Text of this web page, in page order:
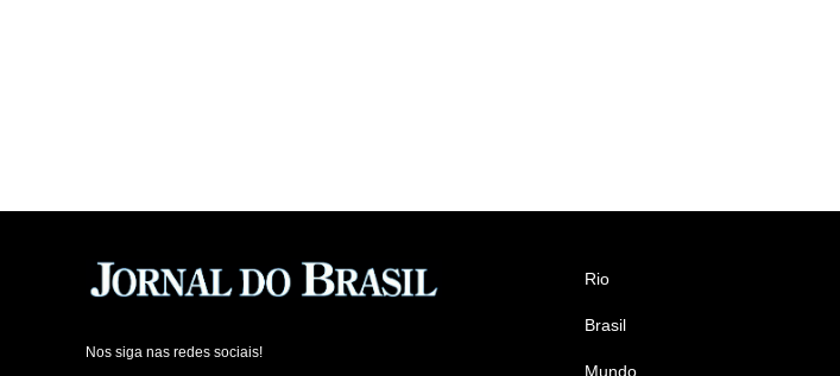
Nos siga nas redes sociais!
Rio
Brasil
Mundo